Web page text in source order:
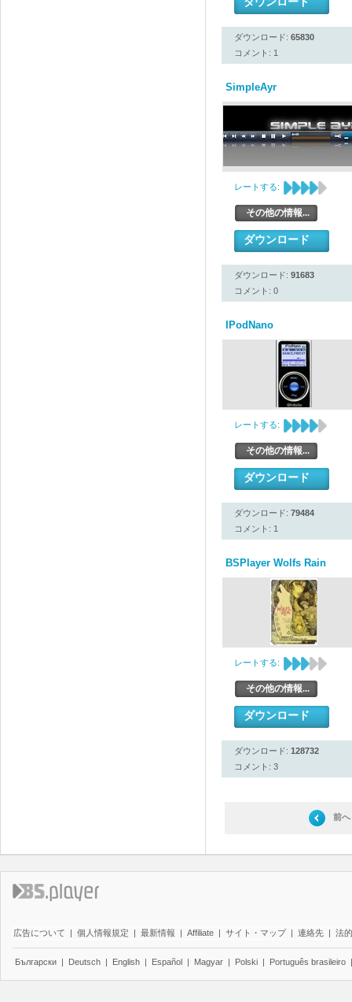
ダウンロード: 65830
コメント: 1
SimpleAyr
レートする:
その他の情報...
ダウンロード
ダウンロード: 91683
コメント: 0
IPodNano
レートする:
その他の情報...
ダウンロード
ダウンロード: 79484
コメント: 1
BSPlayer Wolfs Rain
レートする:
その他の情報...
ダウンロード
ダウンロード: 128732
コメント: 3
前へ
広告について | 個人情報規定 | 最新情報 | Affiliate | サイト・マップ | 連絡先 | 法
Български | Deutsch | English | Español | Magyar | Polski | Português brasileiro